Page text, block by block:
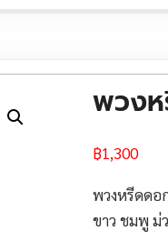
พวงห
฿1,300
พวงหรีดดอ
ขาว ชมพู ม่